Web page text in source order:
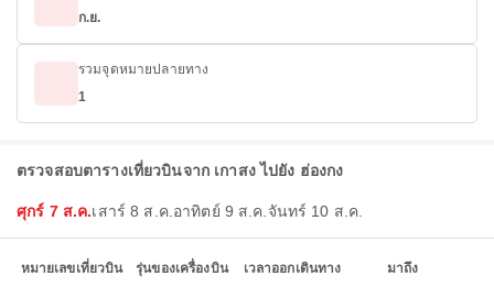
ก.ย.
รวมจุดหมายปลายทาง
1
ตรวจสอบตารางเที่ยวบินจาก เกาสง ไปยัง ฮ่องกง
ศุกร์ 7 ส.ค.เสาร์ 8 ส.ค. อาทิตย์ 9 ส.ค. จันทร์ 10 ส.ค.
หมายเลขเที่ยวบิน รุ่นของเครื่องบิน เวลาออกเดินทาง มาถึง